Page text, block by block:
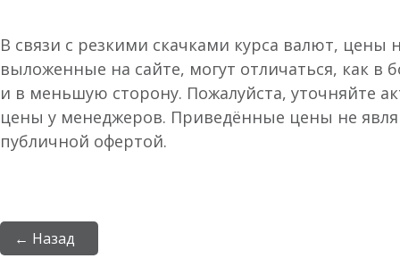
В связи с резкими скачками курса валют, цены
выложенные на сайте, могут отличаться, как в
и в меньшую сторону. Пожалуйста, уточняйте
цены у менеджеров. Приведённые цены не
публичной офертой.
← Назад